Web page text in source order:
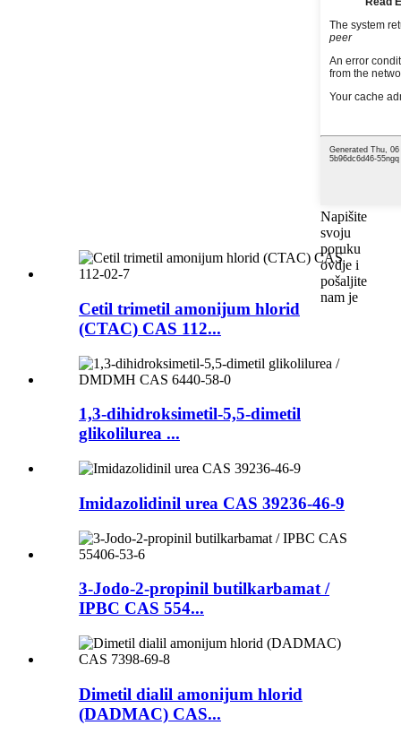
Napišite
svoju
poruku
ovdje i
pošaljite
nam je
Cetil trimetil amonijum hlorid
(CTAC) CAS 112...
1,3-dihidroksimetil-5,5-dimetil
glikolilurea ...
Imidazolidinil urea CAS 39236-46-9
3-Jodo-2-propinil butilkarbamat /
IPBC CAS 554...
Dimetil dialil amonijum hlorid
(DADMAC) CAS...